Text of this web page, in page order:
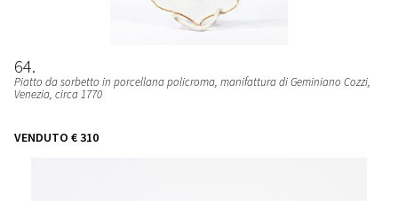
64
Piatto da sorbetto in porcellana policroma, manifattura di Geminiano Cozzi,
Venezia, circa 1770
VENDUTO € 310